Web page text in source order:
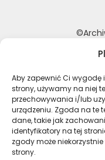
Aby zapewnić Ci wygodę
strony, używamy na niej
przechowywania i/lub
urządzeniu. Zgoda na te
dane, takie jak
identyfikatory na tej
zgody może
strony.
Mapa